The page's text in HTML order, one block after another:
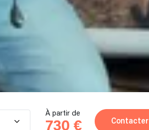
À partir de
730 € Contacter